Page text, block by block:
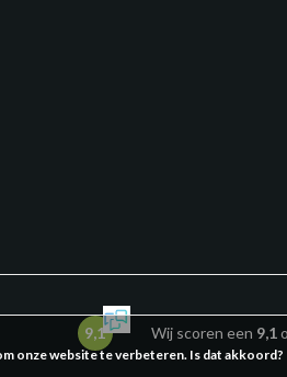
9,1 Wij scoren een 9,1
onze website te verbeteren. Is dat akkoord?